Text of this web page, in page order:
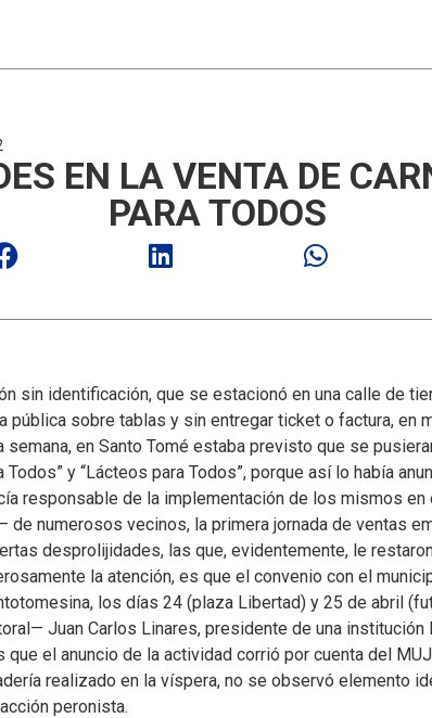
EN LA VENTA DE
PARA TODOS
sin identificación, que se estacionó en una calle de
pública sobre tablas y sin entregar ticket o factura, en
en Santo Tomé estaba previsto que se
y “Lácteos para Todos”, porque así lo había
responsable de la implementación de los mismos en
de numerosos vecinos, la primera jornada de ventas
desprolijidades, las que, evidentemente, le
la atención, es que el convenio con el
los días 24 (plaza Libertad) y 25 de abril
Juan Carlos Linares, presidente de una institución
el anuncio de la actividad corrió por cuenta del
realizado en la víspera, no se observó elemento
peronista.